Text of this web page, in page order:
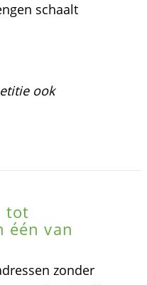
schaalt
ook
tot
één van
zonder